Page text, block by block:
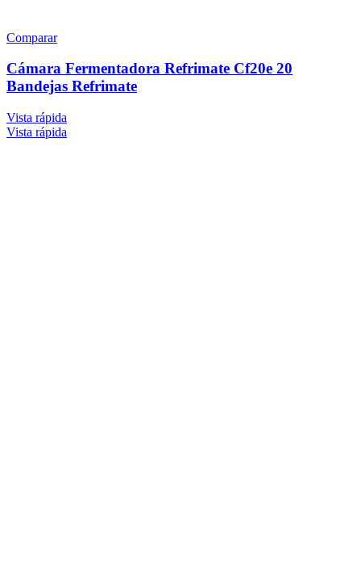
Comparar
Cámara Fermentadora Refrimate Cf20e 20
Bandejas Refrimate
Vista rápida
Vista rápida